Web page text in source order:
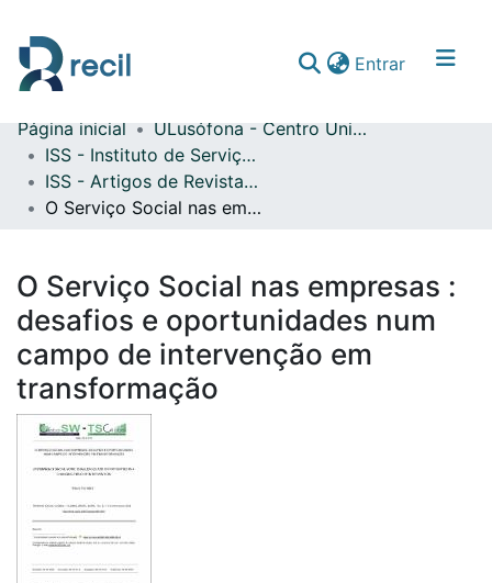
Entrar(current)
Comunidades & Coleções
Percorrer repositório
Página inicial
ULusófona - Centro Universitário de Lisboa
ISS - Instituto de Serviço Social
ISS - Artigos de Revistas Internacionais com Arbitragem Científica
O Serviço Social nas empresas : desafios e oportunidades num campo de intervenção em transformação
O Serviço Social nas empresas :
desafios e oportunidades num
campo de intervenção em
transformação